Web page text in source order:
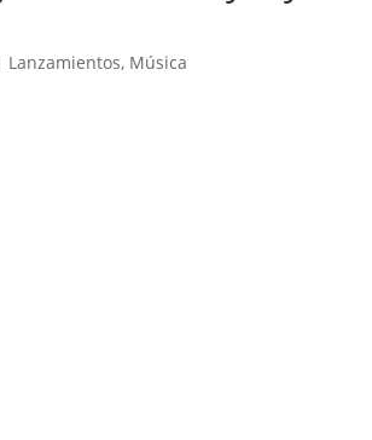
Lanzamientos, Música